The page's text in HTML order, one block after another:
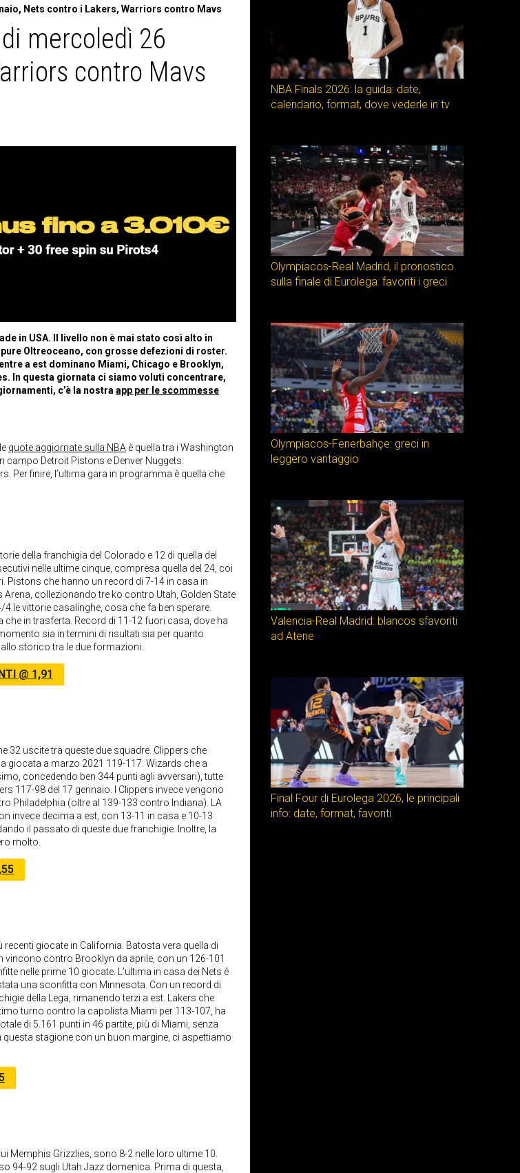
Nets contro i Lakers, Warriors contro Mavs
mercoledì 26
contro Mavs
in USA. Il livello non è mai stato così alto in
Oltreoceano, con grosse defezioni di roster.
a est dominano Miami, Chicago e Brooklyn,
In questa giornata ci siamo voluti concentrare,
c’è la nostra app per le scommesse
quote aggiornate sulla NBA è quella tra i Washington
campo Detroit Pistons e Denver Nuggets.
Per finire, l’ultima gara in programma è quella che
della franchigia del Colorado e 12 di quella del
nelle ultime cinque, compresa quella del 24, coi
Pistons che hanno un record di 7-14 in casa in
collezionando tre ko contro Utah, Golden State
le vittorie casalinghe, cosa che fa ben sperare.
in trasferta. Record di 11-12 fuori casa, dove ha
sia in termini di risultati sia per quanto
storico tra le due formazioni.
@ 1,91
32 uscite tra queste due squadre. Clippers che
giocata a marzo 2021 119-117. Wizards che a
concedendo ben 344 punti agli avversari), tutte
117-98 del 17 gennaio. I Clippers invece vengono
Philadelphia (oltre al 139-133 contro Indiana). LA
invece decima a est, con 13-11 in casa e 10-13
il passato di queste due franchigie. Inoltre, la
molto.
giocate in California. Batosta vera quella di
vincono contro Brooklyn da aprile, con un 126-101
nelle prime 10 giocate. L’ultima in casa dei Nets è
una sconfitta con Minnesota. Con un record di
della Lega, rimanendo terzi a est. Lakers che
turno contro la capolista Miami per 113-107, ha
di 5.161 punti in 46 partite, più di Miami, senza
stagione con un buon margine, ci aspettiamo
Memphis Grizzlies, sono 8-2 nelle loro ultime 10.
94-92 sugli Utah Jazz domenica. Prima di questa,
NBA Finals 2026: la guida: date,
calendario, format, dove vederle in tv
Olympiacos-Real Madrid, il pronostico
sulla finale di Eurolega: favoriti i greci
Olympiacos-Fenerbahçe: greci in
leggero vantaggio
Valencia-Real Madrid: blancos sfavoriti
ad Atene
Final Four di Eurolega 2026, le principali
info: date, format, favoriti